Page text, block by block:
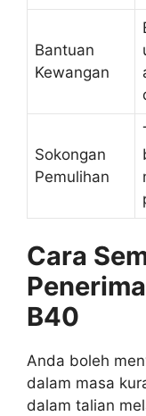
Bantuan
Kewangan
Sokongan
Pemulihan
Cara
B40
Anda boleh
dalam masa
dalam talian